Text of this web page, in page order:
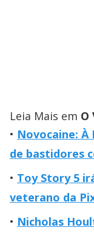
Leia Mais em O
Novocaine:
de bastidores
Toy Story 5
veterano da
Nicholas